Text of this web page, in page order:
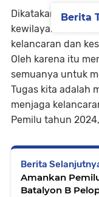
Dikatakan tugas
kewilayahan.
kelancaran dan
Oleh karena itu
semuanya untuk
Tugas kita adalah
menjaga
Pemilu tahun
Berita
Amankan
Batalyon B
Berita